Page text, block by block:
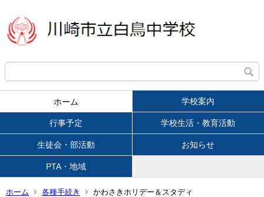
ホーム 学校案内
行事予定 学校生活・教育活動
生徒会・部活動 お知らせ
PTA・地域
ホーム 各種手続き かわさきホリデー＆スタディ